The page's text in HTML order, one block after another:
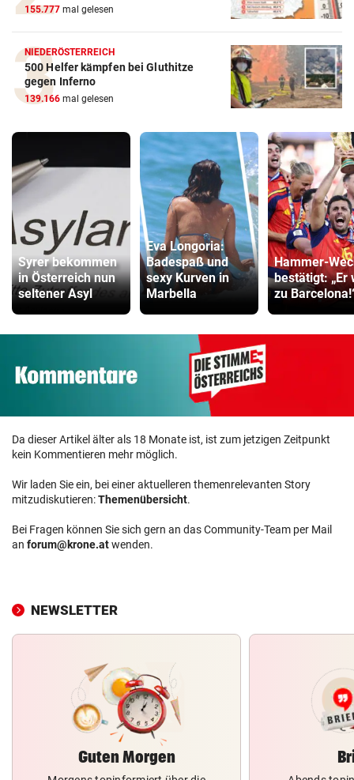
155.777 mal gelesen
NIEDERÖSTERREICH
500 Helfer kämpfen bei Gluthitze
gegen Inferno
139.166 mal gelesen
Syrer bekommen
in Österreich nun
seltener Asyl
Eva Longoria:
Badespaß und
sexy Kurven in
Marbella
Hammer-
bestätigt: „Er
zu
Da dieser Artikel älter als 18 Monate ist, ist zum jetzigen Zeitpunkt
kein Kommentieren mehr möglich.
Wir laden Sie ein, bei einer aktuelleren themenrelevanten Story
mitzudiskutieren:Themenübersicht.
Bei Fragen können Sie sich gern an das Community-Team per Mail
an forum@krone.atwenden.
NEWSLETTER
Guten Morgen